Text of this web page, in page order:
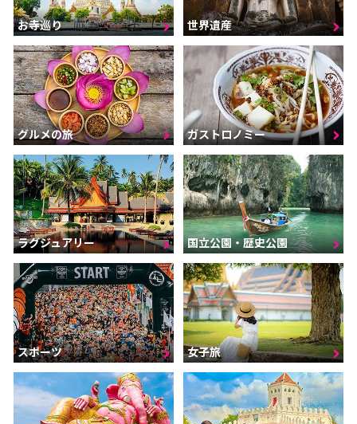
お寺巡り 世界遺産
グルメの旅 ガストロノミー
ラグジュアリー 国立公園・歴史公園
スポーツ 女子旅